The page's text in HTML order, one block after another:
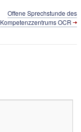
Offene Sprechstunde des
Kompetenzzentrums OCR